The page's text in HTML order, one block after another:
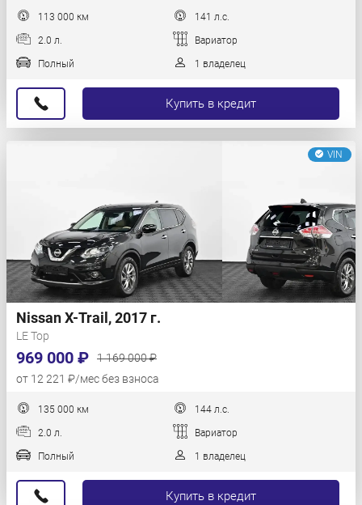
113 000 км 141 л.с.
2.0 л. Вариатор
Полный 1 владелец
Купить в кредит
VIN
Nissan X-Trail, 2017 г.
LE Top
969 000 ₽
1 169 000 ₽
от 12 221 ₽/мес без взноса
135 000 км 144 л.с.
2.0 л. Вариатор
Полный 1 владелец
Купить в кредит